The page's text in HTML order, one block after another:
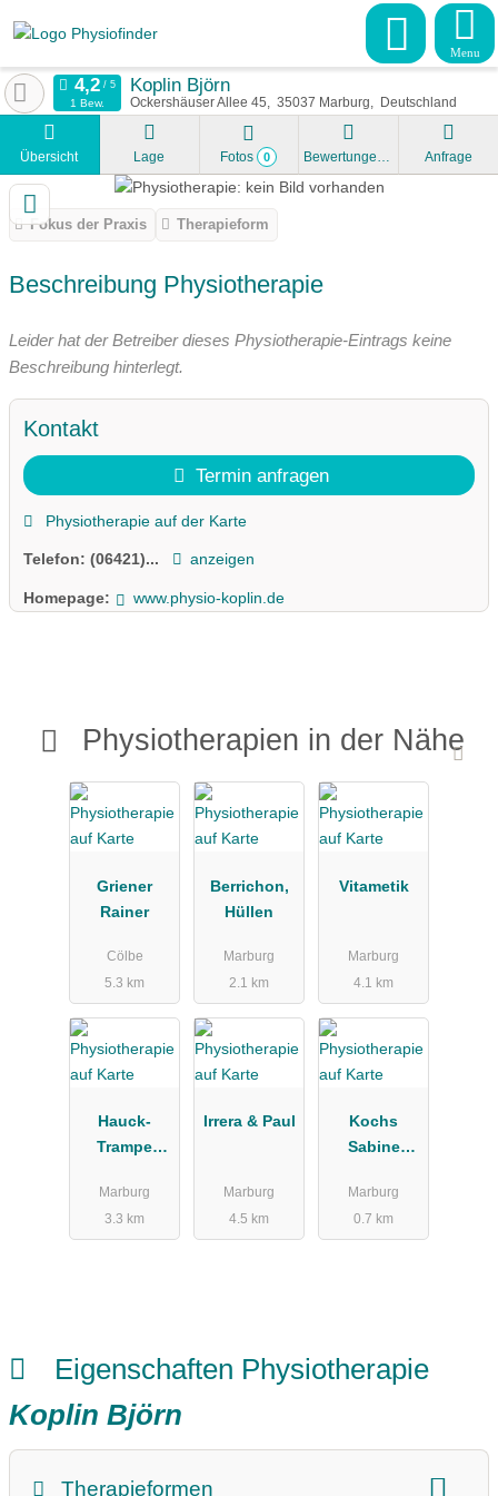
Menu
Koplin Björn
Ockershäuser Allee 45 35037 Marburg Deutschland
1 Bew.
Übersicht Lage Fotos 0 Bewertungen Anfrage
Fokus der Praxis Therapieform
Beschreibung Physiotherapie
Leider hat der Betreiber dieses Physiotherapie-Eintrags keine
Beschreibung hinterlegt.
Kontakt
Termin anfragen
Physiotherapie auf der Karte
Telefon: (06421)... anzeigen
Homepage: www.physio-koplin.de
Physiotherapien in der Nähe
Griener
Rainer
Cölbe
5.3 km
Berrichon,
Hüllen
Marburg
2.1 km
Vitametik
Marburg
4.1 km
Hauck-
Trampe
Marburg
3.3 km
Irrera & Paul
Marburg
4.5 km
Kochs
Sabine
pie am
Schwanhof
Marburg
0.7 km
Eigenschaften Physiotherapie
Koplin Björn
Therapieformen